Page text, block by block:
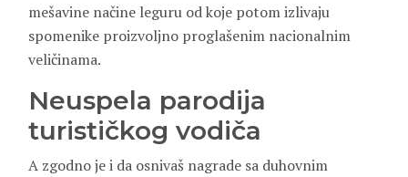
mešavine načine leguru od koje potom izlivaju
spomenike proizvoljno proglašenim nacionalnim
veličinama.
Neuspela parodija
turističkog vodiča
A zgodno je i da osnivaš nagrade sa duhovnim